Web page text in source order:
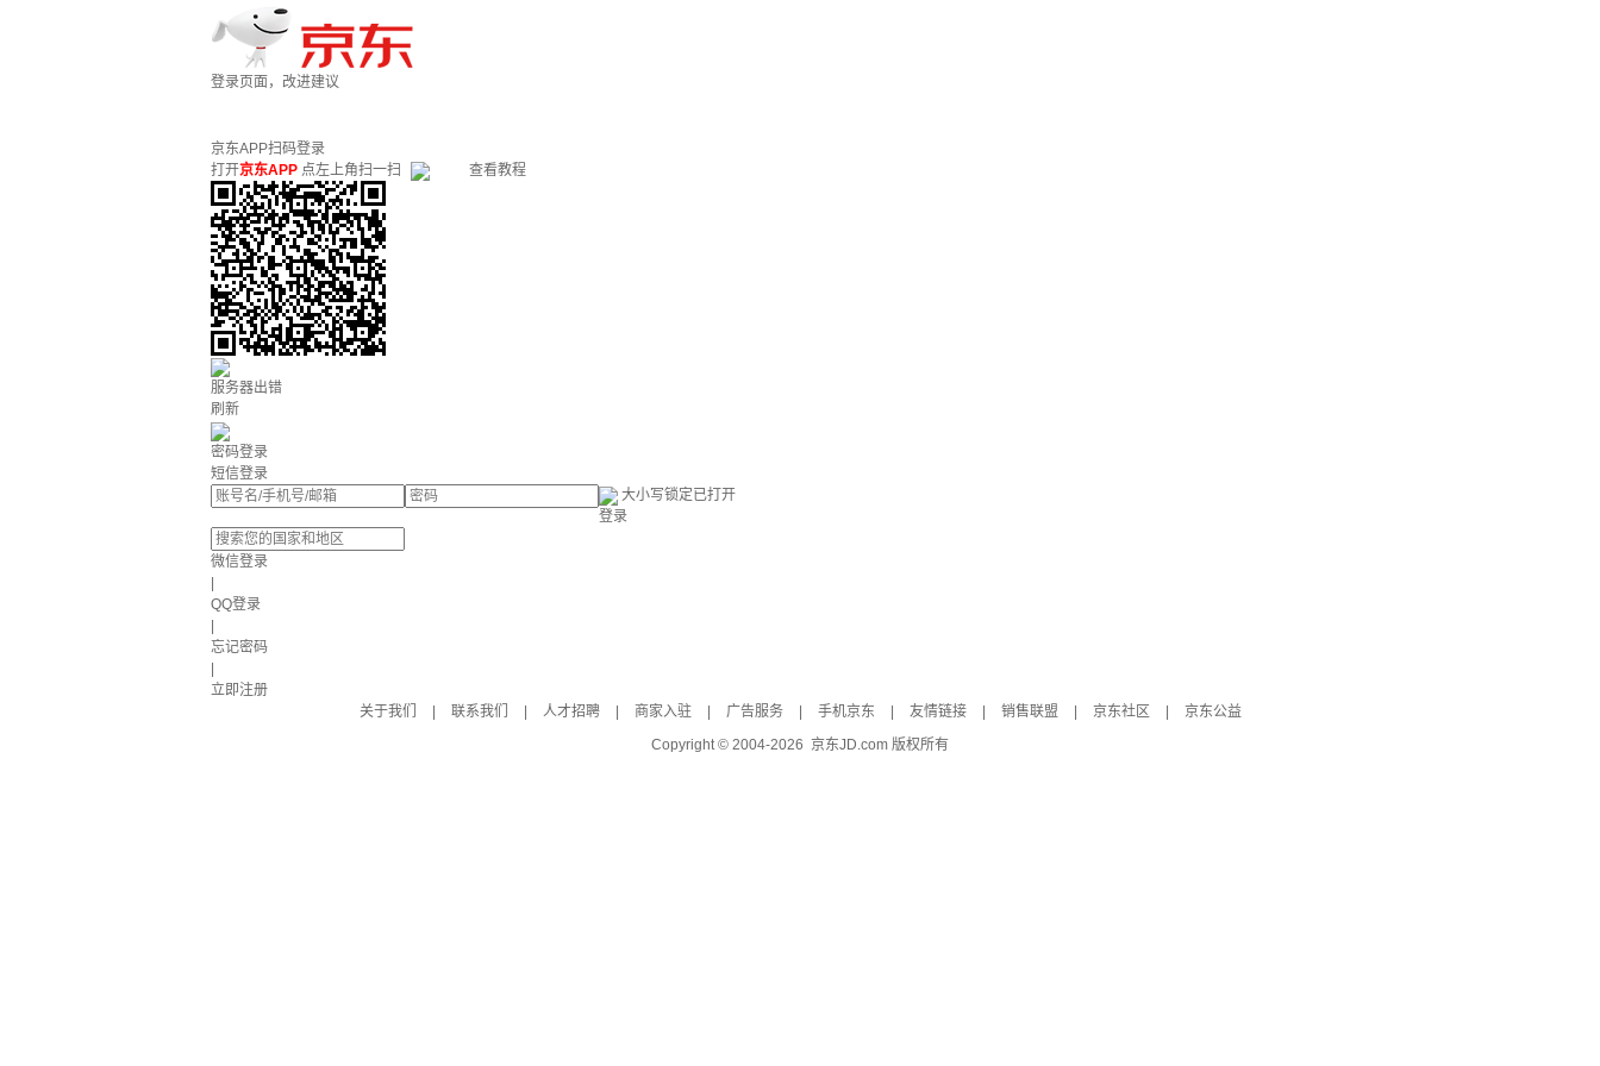
登录页面，改进建议
京东APP扫码登录
打开京东APP 点左上角扫一扫 查看教程
服务器出错
刷新
密码登录
短信登录
大小写锁定已打开
登录
微信登录
QQ登录
忘记密码
立即注册
关于我们
联系我们 人才招聘 商家入驻 广告服务 手机京东 友情链接 销售联盟 京东社区
京东公益
Copyright © 2004-2026 京东JD.com 版权所有